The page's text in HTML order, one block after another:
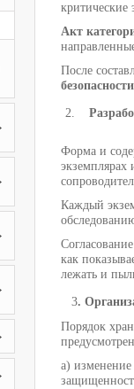
критические
Акт
После
Форма и
экземплярах
Каждый
как
лежать и
3.
Порядок
а)